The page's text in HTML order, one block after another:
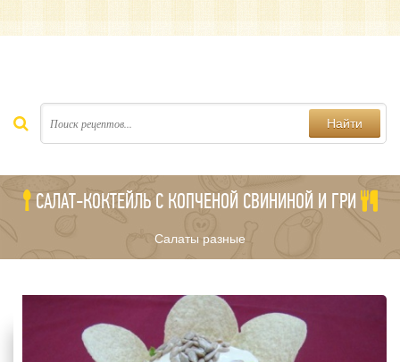
Найти
САЛАТ-КОКТЕЙЛЬ С КОПЧЕНОЙ СВИНИНОЙ И ГРИ
Салаты разные